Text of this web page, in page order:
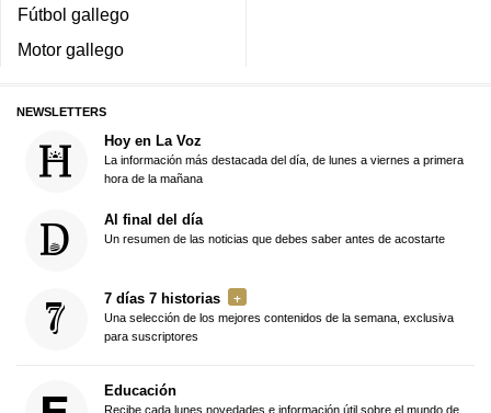
Fútbol gallego
Motor gallego
NEWSLETTERS
Hoy en La Voz
La información más destacada del día, de lunes a viernes a primera
hora de la mañana
Al final del día
Un resumen de las noticias que debes saber antes de acostarte
7 días 7 historias
Una selección de los mejores contenidos de la semana, exclusiva
para suscriptores
Educación
Recibe cada lunes novedades e información útil sobre el mundo de